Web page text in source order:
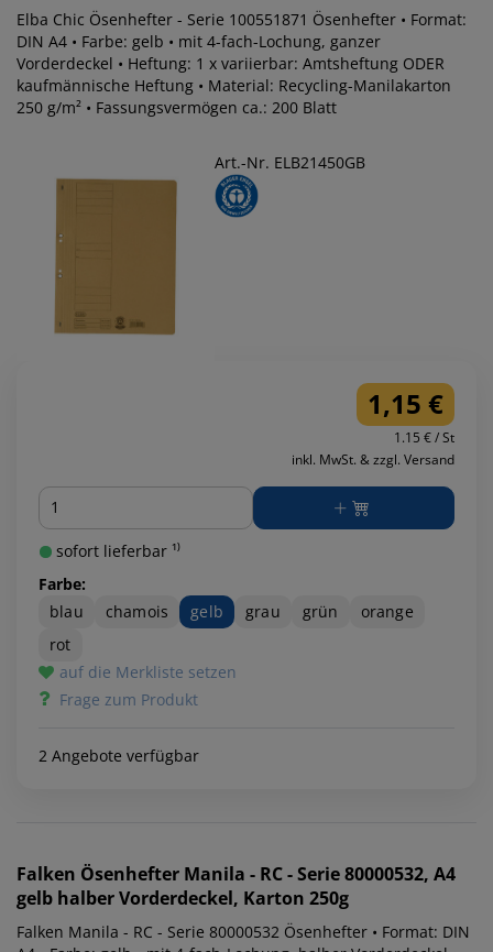
Elba Chic Ösenhefter - Serie 100551871 Ösenhefter • Format:
DIN A4 • Farbe: gelb • mit 4-fach-Lochung, ganzer
Vorderdeckel • Heftung: 1 x variierbar: Amtsheftung ODER
kaufmännische Heftung • Material: Recycling-Manilakarton
250 g/m² • Fassungsvermögen ca.: 200 Blatt
Art.-Nr. ELB21450GB
1,15 €
1.15 € / St
inkl. MwSt. & zzgl. Versand
Menge
sofort lieferbar ¹⁾
Farbe:
blau
chamois gelb grau grün
orange
rot
auf die Merkliste setzen
Frage zum Produkt
2 Angebote verfügbar
Falken Ösenhefter Manila - RC - Serie 80000532, A4
gelb halber Vorderdeckel, Karton 250g
Falken Manila - RC - Serie 80000532 Ösenhefter • Format: DIN